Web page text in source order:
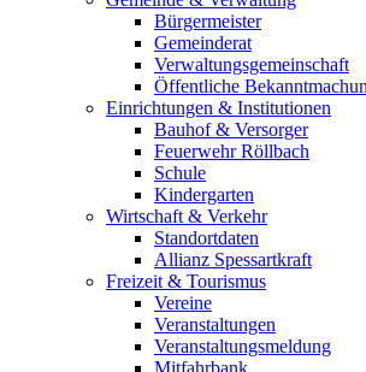
Bürgermeister
Gemeinderat
Verwaltungsgemeinschaft
Öffentliche
Einrichtungen & Institutionen
Bauhof & Versorger
Feuerwehr Röllbach
Schule
Kindergarten
Wirtschaft & Verkehr
Standortdaten
Allianz Spessartkraft
Freizeit & Tourismus
Vereine
Veranstaltungen
Veranstaltungsmeldung
Mitfahrbank